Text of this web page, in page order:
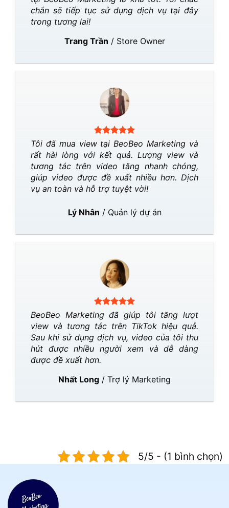
chắn sẽ tiếp tục sử dụng dịch vụ tại đây
trong tương lai!
Trang Trần / Store Owner
Tôi đã mua view tại BeoBeo Marketing và
rất hài lòng với kết quả. Lượng view và
tương tác trên video tăng nhanh chóng,
giúp video được đề xuất nhiều hơn. Dịch
vụ an toàn và hỗ trợ tuyệt vời!
Lý Nhân / Quản lý dự án
BeoBeo Marketing đã giúp tôi tăng lượt
view và tương tác trên TikTok hiệu quả.
Sau khi sử dụng dịch vụ, video của tôi thu
hút được nhiều người xem và dễ dàng
được đề xuất hơn.
Nhất Long / Trợ lý Marketing
5/5 - (1 bình chọn)